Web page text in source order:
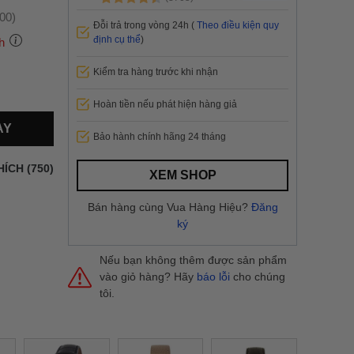
cầu
(750)
Đỗi trả trong vòng 24h ( Theo điều kiện quy
định cụ thể)
Kiểm tra hàng trước khi nhận
Hoàn tiền nếu phát hiện hàng giả
Bảo hành chính hãng 24 tháng
XEM SHOP
Bán hàng cùng Vua Hàng Hiệu? Đăng
ký
Nếu bạn không thêm được sản phẩm
vào giỏ hàng? Hãy báo lỗi cho chúng
tôi.